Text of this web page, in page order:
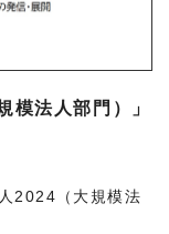
模法人部門）」
2024（大規模法